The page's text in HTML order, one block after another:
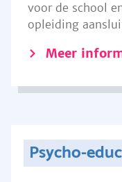
voor de school
opleiding
Meer
Psycho-